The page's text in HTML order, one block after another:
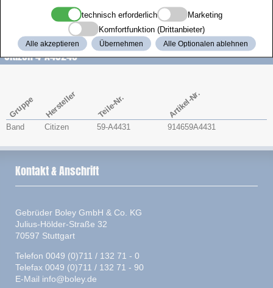
Citizen 4-A43248
Gruppe Hersteller Teile-Nr. Artikel-Nr.
Band Citizen 59-A4431 914659A4431
technisch erforderlich
Marketing
Komfortfunktion (Drittanbieter)
Alle akzeptieren Übernehmen Alle Optionalen ablehnen
Kontakt & Anschrift
Gebrüder Boley GmbH & Co. KG
Julius-Hölder-Straße 32
70597 Stuttgart
Telefon 0049 (0)711 / 132 71 - 0
Telefax 0049 (0)711 / 132 71 - 90
E-Mail info@boley.de